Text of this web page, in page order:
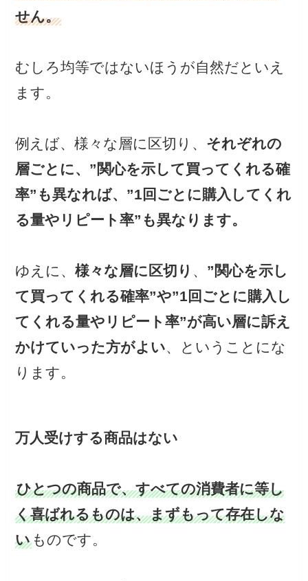
せん。
むしろ均等ではないほうが自然だといえ
ます。
例えば、様々な層に区切り、 それぞれの
層ごとに、”関心を示して買ってくれる確
率”も異なれば、”1回ごとに購入してくれ
る量やリピート率”も異なります。
ゆえに、様々な層に区切り 、 ”関心を示し
て買ってくれる確率”や”1回ごとに購入し
てくれる量やリピート率”が高い層に訴え
かけていった方がよい、ということにな
ります。
万人受けする商品はない
ひとつの商品で、すべての消費者に等し
く喜ばれるものは、まずもって存在しな
い ものです。